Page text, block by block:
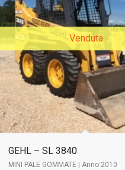
Venduta
GEHL – SL 3840
MINI PALE GOMMATE | Anno 2010